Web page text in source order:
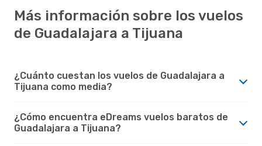
Más información sobre los vuelos
de Guadalajara a Tijuana
¿Cuánto cuestan los vuelos de Guadalajara a
Tijuana como media?
¿Cómo encuentra eDreams vuelos baratos de
Guadalajara a Tijuana?